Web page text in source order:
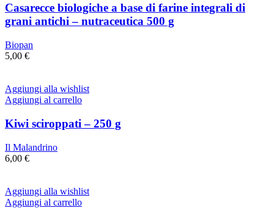
Casarecce biologiche a base di farine integrali di
grani antichi – nutraceutica 500 g
Biopan
5,00 €
Aggiungi alla wishlist
Aggiungi al carrello
Kiwi sciroppati – 250 g
Il Malandrino
6,00 €
Aggiungi alla wishlist
Aggiungi al carrello